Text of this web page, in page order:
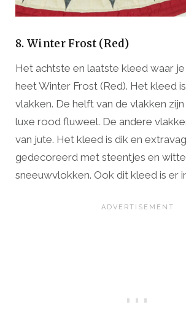
8. Winter Frost (Red)
Het achtste en laatste kleed waar je
heet Winter Frost (Red). Het kleed
vlakken. De helft van de vlakken
luxe rood fluweel. De andere
van jute. Het kleed is dik en
gedecoreerd met steentjes en witte
sneeuwvlokken. Ook dit kleed is er